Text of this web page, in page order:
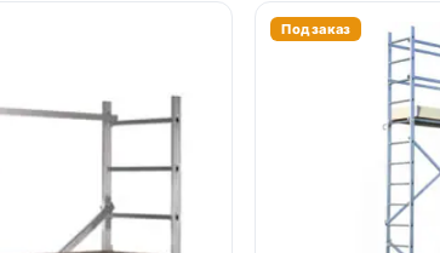
Под заказ